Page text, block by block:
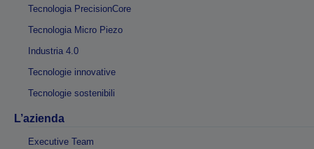
Tecnologia PrecisionCore
Tecnologia Micro Piezo
Industria 4.0
Tecnologie innovative
Tecnologie sostenibili
L’azienda
Executive Team